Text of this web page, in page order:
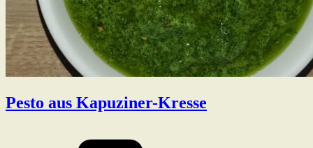
Pesto aus Kapuziner-Kresse